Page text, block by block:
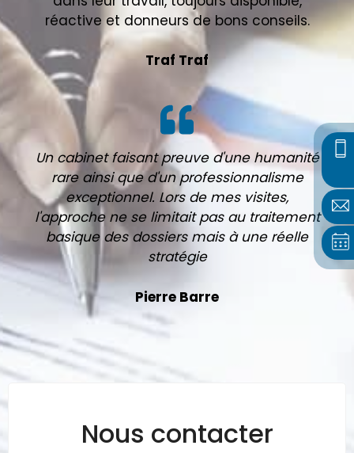
réactive et donneurs de bons conseils.
Traf Traf
Un cabinet faisant preuve d'une humanité
rare ainsi que d'un professionnalisme
exceptionnel. Lors de mes visites,
l'approche ne se limitait pas au traitement
basique des dossiers mais à une réelle
stratégie
Pierre Barre
Nous contacter